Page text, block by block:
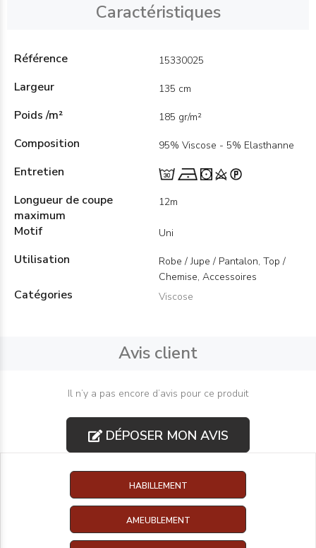
Caractéristiques
Référence 15330025
Largeur 135 cm
Poids /m² 185 gr/m²
Composition 95% Viscose - 5% Elasthanne
Entretien
Longueur de coupe
maximum
12m
Motif Uni
Utilisation
Robe / Jupe / Pantalon, Top /
Chemise, Accessoires
Catégories Viscose
Avis client
Il n’y a pas encore d’avis pour ce produit
DÉPOSER MON AVIS
HABILLEMENT
AMEUBLEMENT